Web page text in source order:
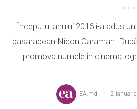
Începutul anului 2016 i-a adus
basarabean Nicon Caraman.
promova numele în
EA.md 2